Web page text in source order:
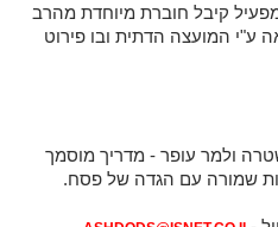
קיבל חוברת מיוחדת מהרב
ע"י המועצה הדתית ובו פירוט
ולמר עופר - מדריך מוסמך
שמורה עם הגדה של פסח.